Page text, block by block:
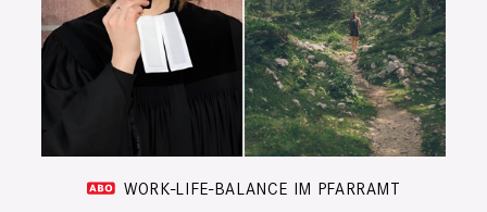
WORK-LIFE-BALANCE IM PFARRAMT